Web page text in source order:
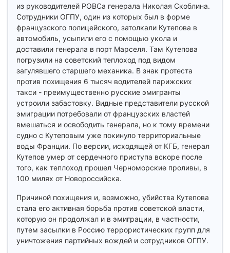
из руководителей РОВСа генерала Николая Скоблина.
Сотрудники ОГПУ, один из которых был в форме
французского полицейского, затолкали Кутепова в
автомобиль, усыпили его с помощью укола и
доставили генерала в порт Марселя. Там Кутепова
погрузили на советский теплоход под видом
загулявшего старшего механика. В знак протеста
против похищения 6 тысяч водителей парижских
такси - преимущественно русские эмигранты
устроили забастовку. Видные представители русской
эмиграции потребовали от французских властей
вмешаться и освободить генерала, но к тому времени
судно с Кутеповым уже покинуло территориальные
воды Франции. По версии, исходящей от КГБ, генерал
Кутепов умер от сердечного приступа вскоре после
того, как теплоход прошел Черноморские проливы, в
100 милях от Новороссийска.
Причиной похищения и, возможно, убийства Кутепова
стала его активная борьба против советской власти,
которую он продолжал и в эмиграции, в частности,
путем засылки в Россию террористических групп для
уничтожения партийных вождей и сотрудников ОГПУ.